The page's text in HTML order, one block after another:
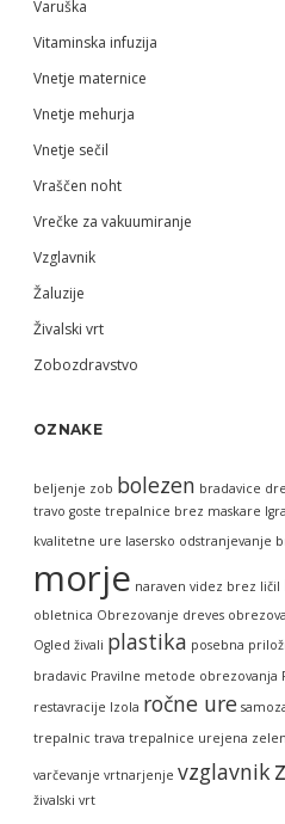
Varuška
Vitaminska infuzija
Vnetje maternice
Vnetje mehurja
Vnetje sečil
Vraščen noht
Vrečke za vakuumiranje
Vzglavnik
Žaluzije
Živalski vrt
Zobozdravstvo
OZNAKE
beljenje zob bolezen bradavice
travo goste trepalnice brez maskare
kvalitetne ure lasersko odstranjevanje
morje naraven videz brez ličil
obletnica Obrezovanje dreves
Ogled živali plastika posebna
bradavic Pravilne metode obrezovanja
restavracije Izola ročne ure
trepalnic trava trepalnice urejena
varčevanje vrtnarjenje vzglavnik
živalski vrt